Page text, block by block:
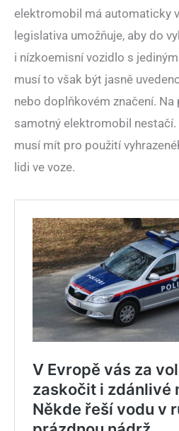
elektromobil má automaticky
legislativa umožňuje, aby do
i nízkoemisní vozidlo s
musí to však být jasně
nebo doplňkovém značení.
samotný elektromobil
musí mít pro použití
lidi ve voze.